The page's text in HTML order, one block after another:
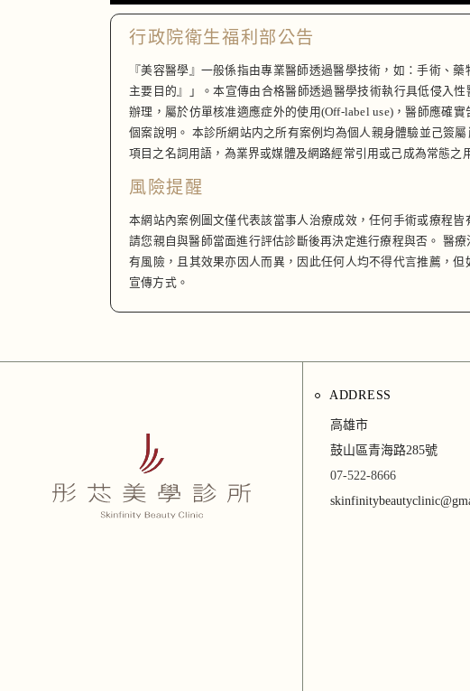
行政院衛生福利部公告
『美容醫學』一般係指由專業醫師透過醫學技術，如：手術、
主要目的』」。本宣傳由合格醫師透過醫學技術執行具低侵入
辦理，屬於仿單核准適應症外的使用(Off-label use)，醫師應確
個案說明。 本診所網站内之所有案例均為個人親身體驗並己簽
項目之名詞用語，為業界或媒體及網路經常引用或己成為常態
風險提醒
本網站內案例圖文僅代表該當事人治療成效，任何手術或療程
請您親自與醫師當面進行評估診斷後再決定進行療程與否。 醫
有風險，且其效果亦因人而異，因此任何人均不得代言推薦，
宣傳方式。
ADDRESS
高雄市
鼓山區青海路285號
07-522-8666